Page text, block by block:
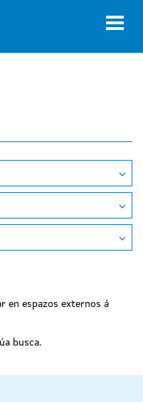
en espazos externos á
busca.